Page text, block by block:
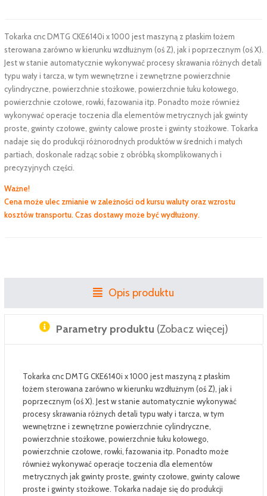
Tokarka cnc DMTG CKE6140i x 1000 jest maszyną z płaskim łożem
sterowana zarówno w kierunku wzdłużnym (oś Z), jak i poprzecznym (oś X).
Jest w stanie automatycznie wykonywać procesy skrawania różnych detali
typu wały i tarcza, w tym wewnętrzne i zewnętrzne powierzchnie
cylindryczne, powierzchnie stożkowe, powierzchnie łuku kołowego,
powierzchnie czołowe, rowki, fazowania itp. Ponadto może również
wykonywać operacje toczenia dla elementów metrycznych jak gwinty
proste, gwinty czołowe, gwinty calowe proste i gwinty stożkowe. Tokarka
nadaje się do produkcji różnorodnych produktów w średnich i małych
partiach, doskonale radząc sobie z obróbką skomplikowanych i
precyzyjnych części.
Ważne!
Cena może ulec zmianie w zależności od kursu waluty oraz wzrostu
kosztów transportu. Czas dostawy może być wydłużony.
Opis produktu
Parametry produktu (Zobacz więcej)
Tokarka cnc DMTG CKE6140i x 1000 jest maszyną z płaskim
łożem sterowana zarówno w kierunku wzdłużnym (oś Z), jak i
poprzecznym (oś X). Jest w stanie automatycznie wykonywać
procesy skrawania różnych detali typu wały i tarcza, w tym
wewnętrzne i zewnętrzne powierzchnie cylindryczne,
powierzchnie stożkowe, powierzchnie łuku kołowego,
powierzchnie czołowe, rowki, fazowania itp. Ponadto może
również wykonywać operacje toczenia dla elementów
metrycznych jak gwinty proste, gwinty czołowe, gwinty calowe
proste i gwinty stożkowe. Tokarka nadaje się do produkcji